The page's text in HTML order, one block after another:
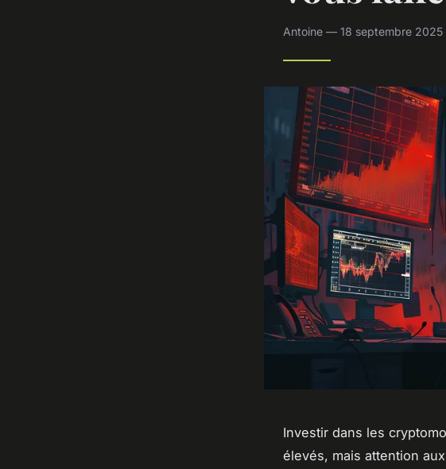
Antoine — 18 septembre
Investir dans les
élevés, mais attention